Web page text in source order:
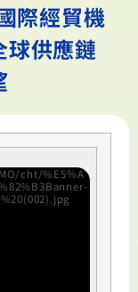
際經貿機
球供應鏈